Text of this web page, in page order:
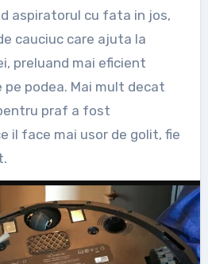
aspiratorul cu fata in jos,
cauciuc care ajuta la
preluand mai eficient
podea. Mai mult decat
praf a fost
il face mai usor de golit, fie